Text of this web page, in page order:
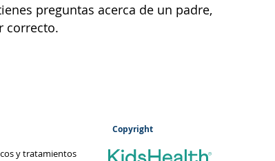
preguntas acerca de un padre,
correcto.
Copyright
y tratamientos